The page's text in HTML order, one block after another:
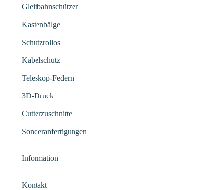
Gleitbahnschützer
Kastenbälge
Schutzrollos
Kabelschutz
Teleskop-Federn
3D-Druck
Cutterzuschnitte
Sonderanfertigungen
Information
Kontakt